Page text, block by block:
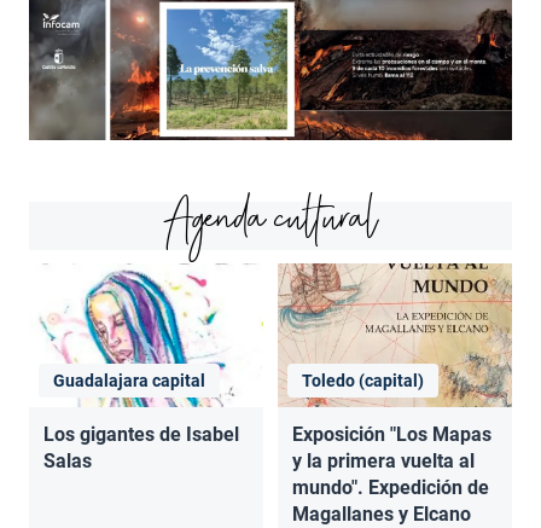
Agenda cultural
Guadalajara capital
Los gigantes de Isabel
Salas
Toledo (capital)
Exposición "Los Mapas
y la primera vuelta al
mundo". Expedición de
Magallanes y Elcano